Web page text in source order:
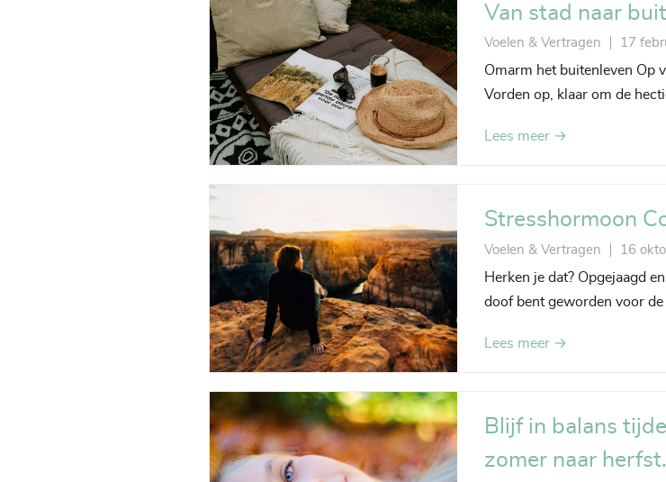
Van stad naar
Voelen & Vertragen 17
Omarm het buitenleven Op
Vorden op, klaar om de
Lees meer →
Stresshormoon
Voelen & Vertragen 16
Herken je dat? Opgejaagd
doof bent geworden voor
Lees meer →
Blijf in balans
zomer naar